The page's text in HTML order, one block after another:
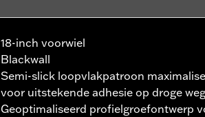
18-inch voorwiel
Blackwall
Semi-slick loopvlakpatroon
voor uitstekende adhesie op droge
Geoptimaliseerd profielgroefontwerp